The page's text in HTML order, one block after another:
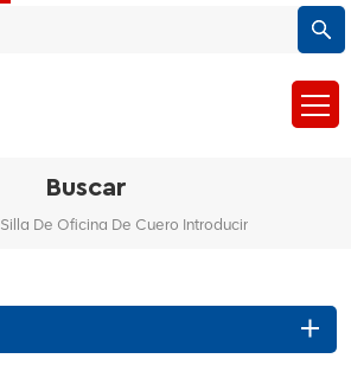
Buscar
Silla De Oficina De Cuero Introducir